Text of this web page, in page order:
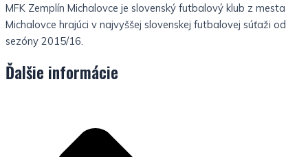
MFK Zemplín Michalovce je slovenský futbalový klub z mesta
Michalovce hrajúci v najvyššej slovenskej futbalovej súťaži od
sezóny 2015/16.
Ďalšie informácie